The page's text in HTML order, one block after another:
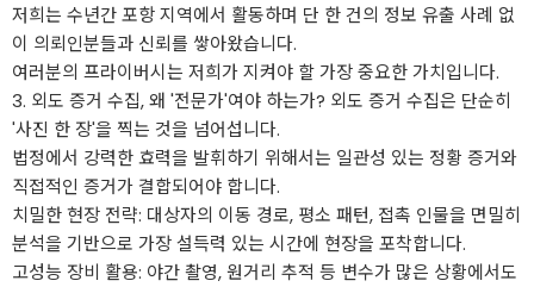
저희는 수년간 포항 지역에서 활동하며 단 한 건의 정보 유출 사례 없
이 의뢰인분들과 신뢰를 쌓아왔습니다.
여러분의 프라이버시는 저희가 지켜야 할 가장 중요한 가치입니다.
​3. 외도 증거 수집, 왜 '전문가'여야 하는가? ​외도 증거 수집은 단순히
'사진 한 장'을 찍는 것을 넘어섭니다.
법정에서 강력한 효력을 발휘하기 위해서는 일관성 있는 정황 증거와
직접적인 증거가 결합되어야 합니다.
​치밀한 현장 전략: 대상자의 이동 경로, 평소 패턴, 접촉 인물을 면밀히
분석을 기반으로 가장 설득력 있는 시간에 현장을 포착합니다.
​고성능 장비 활용: 야간 촬영, 원거리 추적 등 변수가 많은 상황에서도